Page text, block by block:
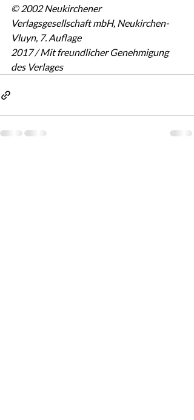
© 2002 Neukirchener
Verlagsgesellschaft mbH, Neukirchen-
Vluyn, 7. Auflage
2017 / Mit freundlicher Genehmigung
des Verlages